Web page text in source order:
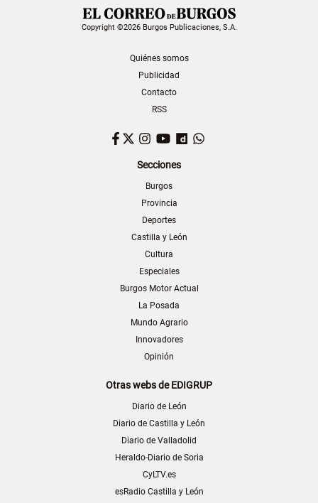
Copyright ©2026 Burgos Publicaciones, S.A.
Quiénes somos
Publicidad
Contacto
RSS
Facebook
TwitterInstagram
YouTubeDailymotion
Secciones
Burgos
Provincia
Deportes
Castilla y León
Cultura
Especiales
Burgos Motor Actual
La Posada
Mundo Agrario
Innovadores
Opinión
Otras webs de EDIGRUP
Diario de León
Diario de Castilla y León
Diario de Valladolid
Heraldo-Diario de Soria
CyLTV.es
esRadio Castilla y León